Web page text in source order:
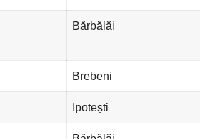
Bărbălăi
Brebeni
Ipotești